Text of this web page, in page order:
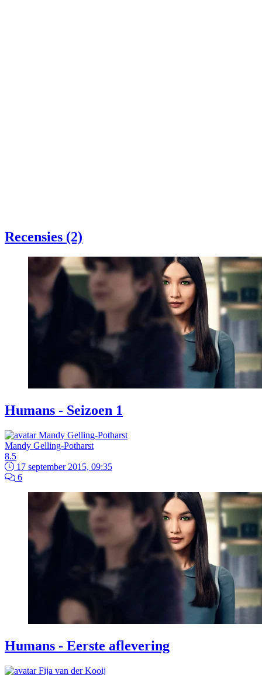
Recensies (2)
Humans - Seizoen 1
Mandy Gelling-Potharst
8.5
17 september 2015, 09:35
6
Humans - Eerste aflevering